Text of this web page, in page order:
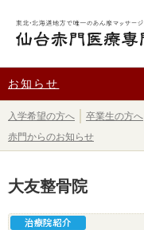
お知らせ
入学希望の方へ 卒業生の方へ
赤門からのお知らせ
大友整骨院